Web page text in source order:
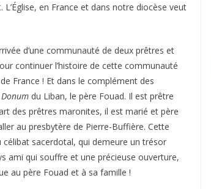
L’Église, en France et dans notre diocèse veut
d’une communauté de deux prêtres et
continuer l’histoire de cette communauté
France ! Et dans le complément des
du Liban, le père Fouad. Il est prêtre
des prêtres maronites, il est marié et père
au presbytère de Pierre-Buffière. Cette
sacerdotal, qui demeure un trésor
ami qui souffre et une précieuse ouverture,
au père Fouad et à sa famille !